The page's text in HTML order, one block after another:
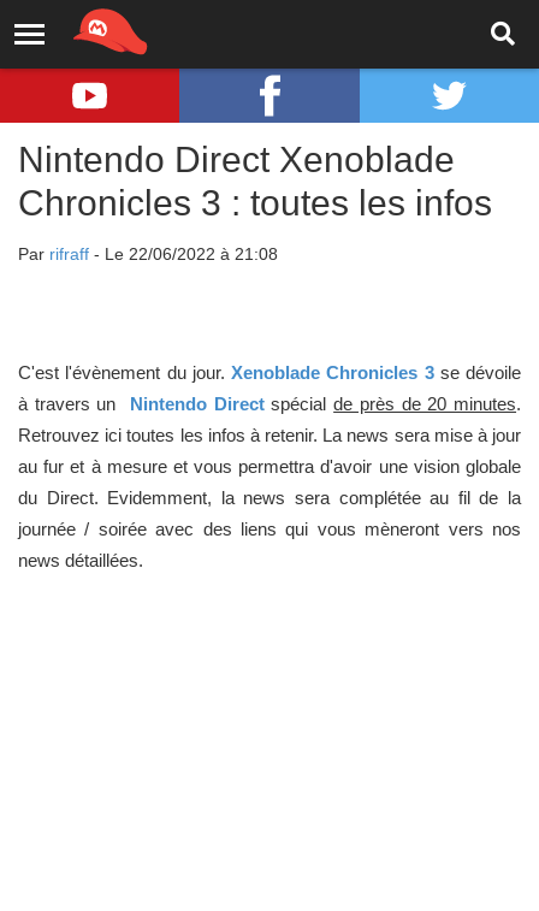
Nintendo Direct Xenoblade
Chronicles 3 : toutes les infos
Par rifraff - Le 22/06/2022 à 21:08
C'est l'évènement du jour. Xenoblade Chronicles 3 se dévoile
à travers un
Nintendo Directspécialde près de 20 minutes.
Retrouvez ici toutes les infos à retenir. La news sera mise à jour
au fur et à mesure et vous permettra d'avoir une vision globale
du Direct. Evidemment, la news sera complétée au fil de la
journée / soirée avec des liens qui vous mèneront vers nos
news détaillées.